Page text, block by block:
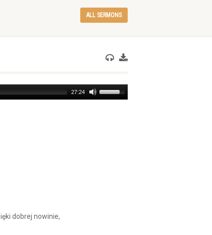
ALL SERMONS
27:24
Use
Up/Down
dobrej nowinie,